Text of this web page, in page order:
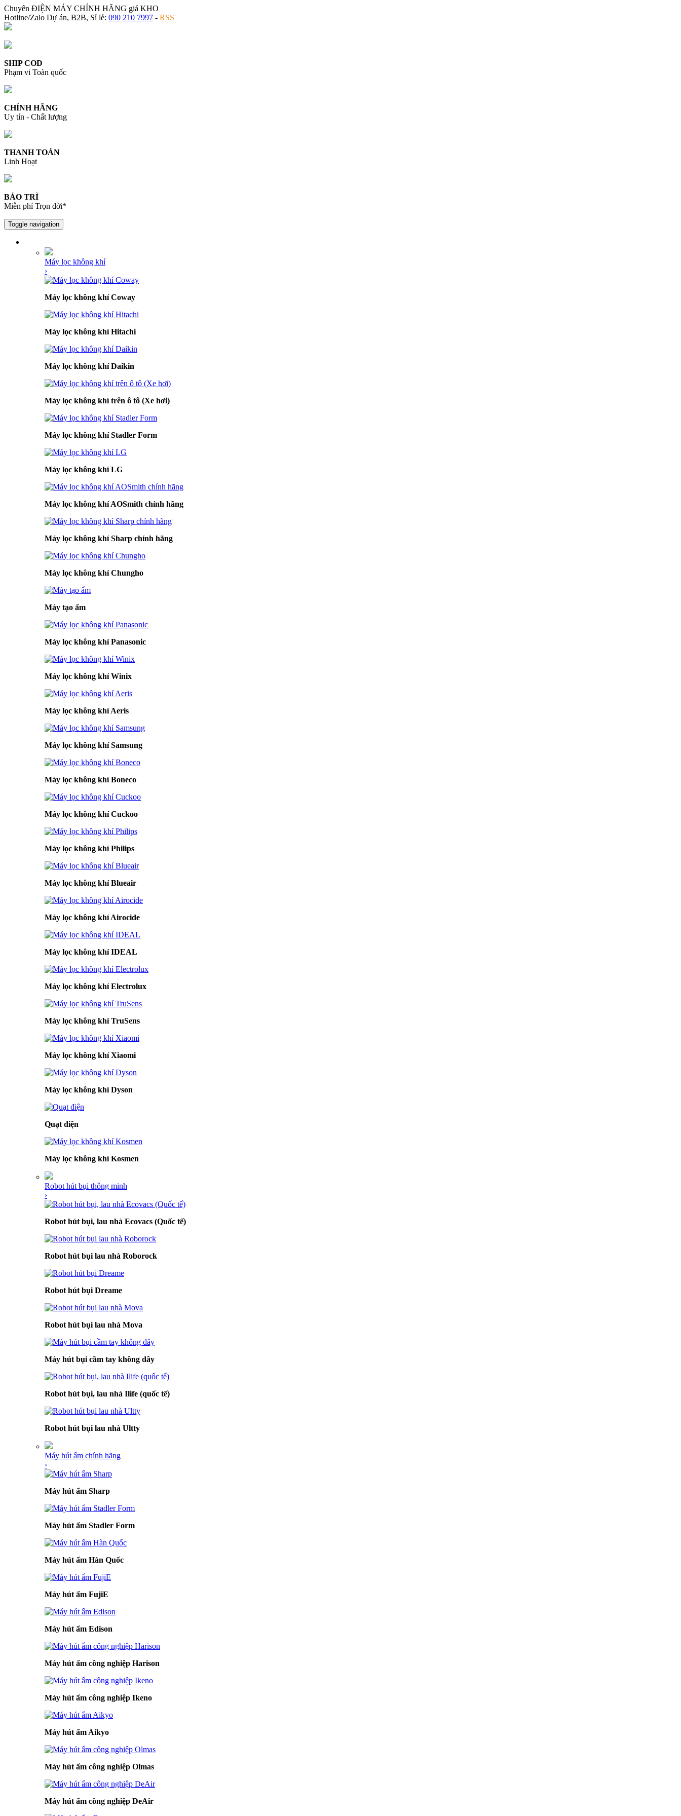
Chuyên ĐIỆN MÁY CHÍNH HÃNG giá KHO
Hotline/Zalo Dự án, B2B, Sỉ lẻ: 090 210 7997 - RSS
SHIP COD
Phạm vi Toàn quốc
CHÍNH HÃNG
Uy tín - Chất lượng
THANH TOÁN
Linh Hoạt
BẢO TRÌ
Miễn phí Trọn đời*
Toggle navigation
Máy lọc không khí
›
Máy lọc không khí Coway
Máy lọc không khí Hitachi
Máy lọc không khí Daikin
Máy lọc không khí trên ô tô (Xe hơi)
Máy lọc không khí Stadler Form
Máy lọc không khí LG
Máy lọc không khí AOSmith chính hãng
Máy lọc không khí Sharp chính hãng
Máy lọc không khí Chungho
Máy tạo ẩm
Máy lọc không khí Panasonic
Máy lọc không khí Winix
Máy lọc không khí Aeris
Máy lọc không khí Samsung
Máy lọc không khí Boneco
Máy lọc không khí Cuckoo
Máy lọc không khí Philips
Máy lọc không khí Blueair
Máy lọc không khí Airocide
Máy lọc không khí IDEAL
Máy lọc không khí Electrolux
Máy lọc không khí TruSens
Máy lọc không khí Xiaomi
Máy lọc không khí Dyson
Quạt điện
Máy lọc không khí Kosmen
Robot hút bụi thông minh
›
Robot hút bụi, lau nhà Ecovacs (Quốc tế)
Robot hút bụi lau nhà Roborock
Robot hút bụi Dreame
Robot hút bụi lau nhà Mova
Máy hút bụi cầm tay không dây
Robot hút bụi, lau nhà Ilife (quốc tế)
Robot hút bụi lau nhà Ultty
Máy hút ẩm chính hãng
›
Máy hút ẩm Sharp
Máy hút ẩm Stadler Form
Máy hút ẩm Hàn Quốc
Máy hút ẩm FujiE
Máy hút ẩm Edison
Máy hút ẩm công nghiệp Harison
Máy hút ẩm công nghiệp Ikeno
Máy hút ẩm Aikyo
Máy hút ẩm công nghiệp Olmas
Máy hút ẩm công nghiệp DeAir